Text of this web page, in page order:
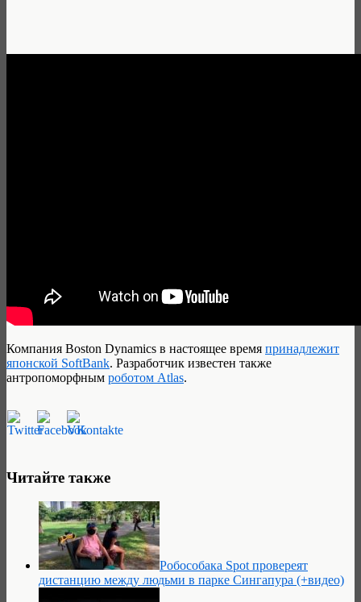
Компания Boston Dynamics в настоящее время принадлежит
японской SoftBank. Разработчик известен также
антропоморфным роботом Atlas.
Читайте также
Робособака Spot провереят
дистанцию между людьми в парке Сингапура (+видео)